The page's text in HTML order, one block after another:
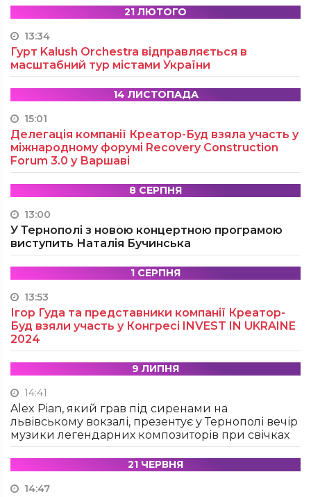
21 ЛЮТОГО
13:34
Гурт Kalush Orchestra відправляється в
масштабний тур містами України
14 ЛИСТОПАДА
15:01
Делегація компанії Креатор-Буд взяла участь у
міжнародному форумі Recovery Construction
Forum 3.0 у Варшаві
8 СЕРПНЯ
13:00
У Тернополі з новою концертною програмою
виступить Наталія Бучинська
1 СЕРПНЯ
13:53
Ігор Гуда та представники компанії Креатор-
Буд взяли участь у Конгресі INVEST IN UKRAINE
2024
9 ЛИПНЯ
14:41
Alex Pian, який грав під сиренами на
львівському вокзалі, презентує у Тернополі вечір
музики легендарних композиторів при свічках
21 ЧЕРВНЯ
14:47